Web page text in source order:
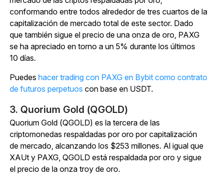
conformando entre todos alrededor de tres cuartos de la
capitalización de mercado total de este sector. Dado
que también sigue el precio de una onza de oro, PAXG
se ha apreciado en torno a un 5% durante los últimos
10 días.
Puedes hacer trading con PAXG en Bybit como contrato
de futuros perpetuos con base en USDT.
3. Quorium Gold (QGOLD)
Quorium Gold (QGOLD) es la tercera de las
criptomonedas respaldadas por oro por capitalización
de mercado, alcanzando los $253 millones. Al igual que
XAUt y PAXG, QGOLD está respaldada por oro y sigue
el precio de la onza troy de oro.